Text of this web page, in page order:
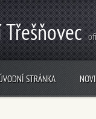
STRÁNKA